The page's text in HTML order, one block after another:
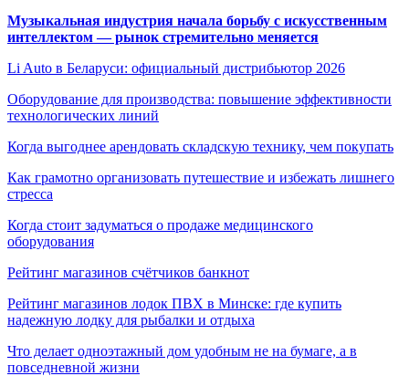
Музыкальная индустрия начала борьбу с искусственным
интеллектом — рынок стремительно меняется
Li Auto в Беларуси: официальный дистрибьютор 2026
Оборудование для производства: повышение эффективности
технологических линий
Когда выгоднее арендовать складскую технику, чем покупать
Как грамотно организовать путешествие и избежать лишнего
стресса
Когда стоит задуматься о продаже медицинского
оборудования
Рейтинг магазинов счётчиков банкнот
Рейтинг магазинов лодок ПВХ в Минске: где купить
надежную лодку для рыбалки и отдыха
Что делает одноэтажный дом удобным не на бумаге, а в
повседневной жизни